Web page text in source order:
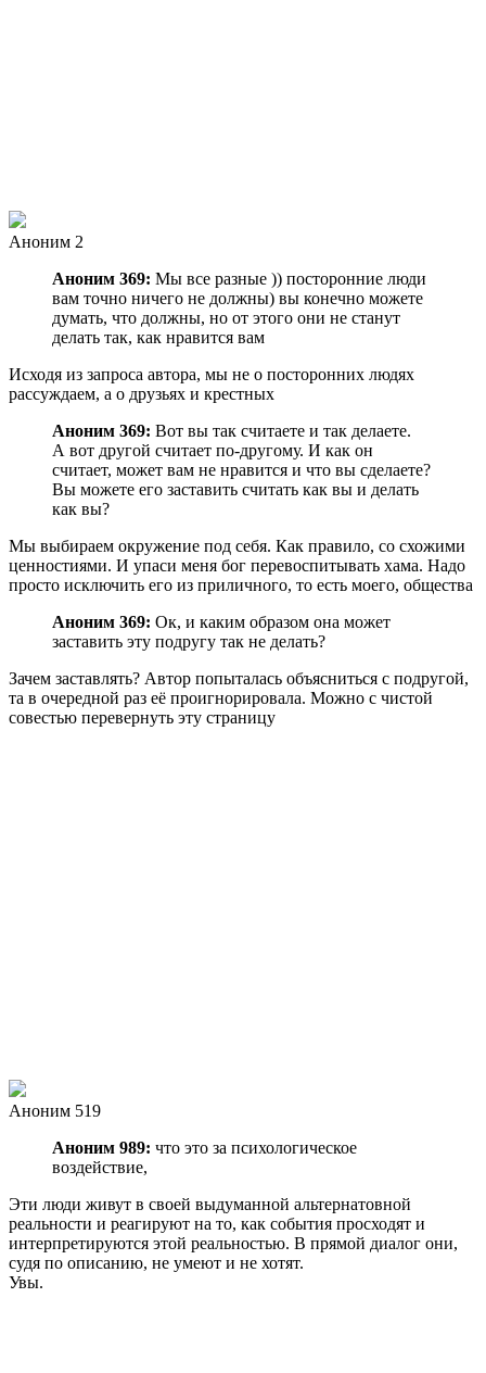
Аноним 2
Аноним 369: Мы все разные )) посторонние люди
вам точно ничего не должны) вы конечно можете
думать, что должны, но от этого они не станут
делать так, как нравится вам
Исходя из запроса автора, мы не о посторонних людях
рассуждаем, а о друзьях и крестных
Аноним 369: Вот вы так считаете и так делаете.
А вот другой считает по-другому. И как он
считает, может вам не нравится и что вы сделаете?
Вы можете его заставить считать как вы и делать
как вы?
Мы выбираем окружение под себя. Как правило, со схожими
ценностиями. И упаси меня бог перевоспитывать хама. Надо
просто исключить его из приличного, то есть моего, общества
Аноним 369: Ок, и каким образом она может
заставить эту подругу так не делать?
Зачем заставлять? Автор попыталась объясниться с подругой,
та в очередной раз её проигнорировала. Можно с чистой
совестью перевернуть эту страницу
Аноним 519
Аноним 989: что это за психологическое
воздействие,
Эти люди живут в своей выдуманной альтернатовной
реальности и реагируют на то, как события просходят и
интерпретируются этой реальностью. В прямой диалог они,
судя по описанию, не умеют и не хотят.
Увы.